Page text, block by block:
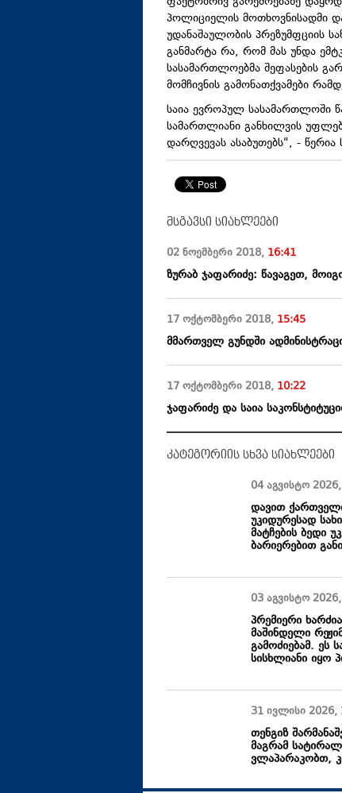
პოლიციელის მოთხოვნისადმი
უდანაშაულობის პრეზუმფციის
განმარტა რა, რომ მას უნდა
სასამართლოებმა შეფასების
მომჩივნის გამონათქვამები
საია ევროპულ სასამართლოში
სამართლიანი განხილვის
დარღვევას ასაბუთებს", - წერია
მსგავსი სიახლეები
02 ნოემბერი 2018, 16:41
ზურაბ ჯაფარიძე: წავაგეთ,
17 ოქტომბერი 2018, 15:45
მმართველ გუნდში
17 ოქტომბერი 2018, 10:22
ჯაფარიძე და საია
კატეგორიის სხვა სიახლეები
04 აგვისტო 2026,
დავით
უკიდურესად
მატჩების ბედი
ბარიერებით
03 აგვისტო 2026,
პრემიერი
მაშინდელი
გამოძიებამ. ეს
სისხლიანი იყო
31 ივლისი 2026,
თენგიზ
მაგრამ
ვლაპარაკობთ,